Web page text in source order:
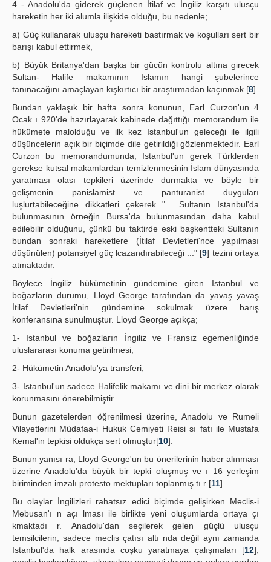
4 - Anadolu'da giderek güçlenen İtilaf ve İngiliz karşıtı ulusçu
hareketin her iki alumla ilişkide olduğu, bu nedenle;
a) Güç kullanarak ulusçu hareketi bastırmak ve koşulları sert bir
barışı kabul ettirmek,
b) Büyük Britanya'dan başka bir gücün kontrolu altına girecek
Sultan- Halife makamının Islamın hangi şubelerince
tanınacağını amaçlayan kışkırtıcı bir araştırmadan kaçınmak [8].
Bundan yaklaşık bir hafta sonra konunun, Earl Curzon'un 4
Ocak ı 920'de hazırlayarak kabinede dağıttığı memorandum ile
hükümete malolduğu ve ilk kez Istanbul'un geleceği ile ilgili
düşüncelerin açık bir biçimde dile getirildiği gözlenmektedir. Earl
Curzon bu memorandumunda; Istanbul'un gerek Türklerden
gerekse kutsal makamlardan temizlenmesinin İslam dünyasında
yaratması olası tepkileri üzerinde durmakta ve böyle bir
gelişmenin panislamist ve panturanist duyguları
luşlurtabileceğine dikkatleri çekerek "... Sultanın Istanbul'da
bulunmasının örneğin Bursa'da bulunmasından daha kabul
edilebilir olduğunu, çünkü bu taktirde eski başkentteki Sultanın
bundan sonraki hareketlere (İtilaf Devletleri'nce yapılması
düşünülen) potansiyel güç lcazandırabileceği ..." [9] tezini ortaya
atmaktadır.
Böylece İngiliz hükümetinin gündemine giren Istanbul ve
boğazların durumu, Lloyd George tarafından da yavaş yavaş
İtilaf Devletleri'nin gündemine sokulmak üzere barış
konferansına sunulmuştur. Lloyd George açıkça;
1- Istanbul ve boğazların İngiliz ve Fransız egemenliğinde
uluslararası konuma getirilmesi,
2- Hükümetin Anadolu'ya transferi,
3- Istanbul'un sadece Halifelik makamı ve dini bir merkez olarak
korunmasını önerebilmiştir.
Bunun gazetelerden öğrenilmesi üzerine, Anadolu ve Rumeli
Vilayetlerini Müdafaa-i Hukuk Cemiyeti Reisi sı fatı ile Mustafa
Kemal'in tepkisi oldukça sert olmuştur[10].
Bunun yanısı ra, Lloyd George'un bu önerilerinin haber alınması
üzerine Anadolu'da büyük bir tepki oluşmuş ve ı 16 yerleşim
biriminden imzalı protesto mektupları toplanmış tı r [11].
Bu olaylar İngilizleri rahatsız edici biçimde gelişirken Meclis-i
Mebusan'ı n açı lması ile birlikte yeni oluşumlarda ortaya çı
kmaktadı r. Anadolu'dan seçilerek gelen güçlü ulusçu
temsilcilerin, sadece meclis çatısı altı nda değil aynı zamanda
Istanbul'da halk arasında coşku yaratmaya çalışmaları [12],